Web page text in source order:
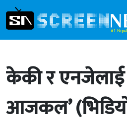
केकी र एनजेलाई
आजकल’